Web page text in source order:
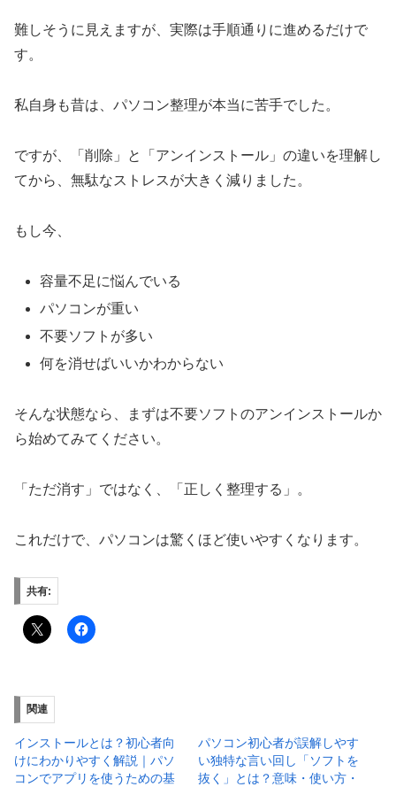
難しそうに見えますが、実際は手順通りに進めるだけで
す。
私自身も昔は、パソコン整理が本当に苦手でした。
ですが、「削除」と「アンインストール」の違いを理解し
てから、無駄なストレスが大きく減りました。
もし今、
容量不足に悩んでいる
パソコンが重い
不要ソフトが多い
何を消せばいいかわからない
そんな状態なら、まずは不要ソフトのアンインストールか
ら始めてみてください。
「ただ消す」ではなく、「正しく整理する」。
これだけで、パソコンは驚くほど使いやすくなります。
共有:
関連
インストールとは？初心者向
けにわかりやすく解説｜パソ
コンでアプリを使うための基
パソコン初心者が誤解しやす
い独特な言い回し「ソフトを
抜く」とは？意味・使い方・